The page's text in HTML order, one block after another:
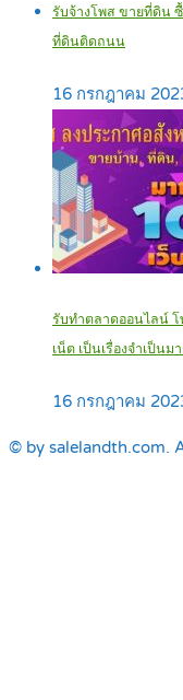
รับจ้างโพส ขายที่ดิน
ที่ดินติดถนน
16 กรกฎาคม
รับทำตลาดออนไลน์
เน็ต เป็นเรื่องจำเป็น
16 กรกฎาคม
© by salelandth.com.